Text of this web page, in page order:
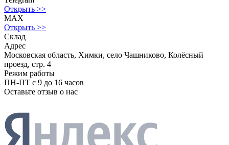
Открыть >>
MAX
Открыть >>
Склад
Адрес
Московская область, Химки, село Чашниково, Колёсный
проезд, стр. 4
Режим работы
ПН-ПТ с 9 до 16 часов
Оставьте отзыв о нас